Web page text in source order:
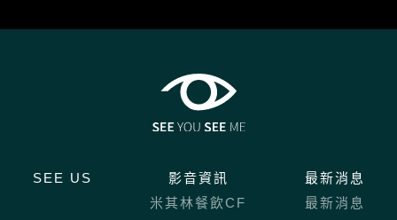
SEE US
影音資訊
米其林餐飲CF
最新消息
最新消息